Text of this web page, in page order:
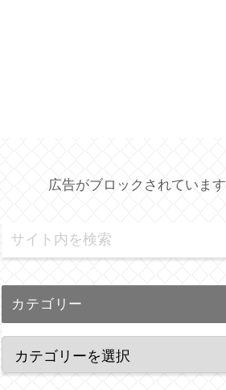
広告がブロックされています
カテゴリー